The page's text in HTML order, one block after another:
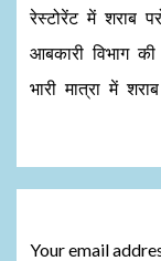
रेस्टोरेंट में शराब
आबकारी विभाग की
भारी मात्रा में
Your email